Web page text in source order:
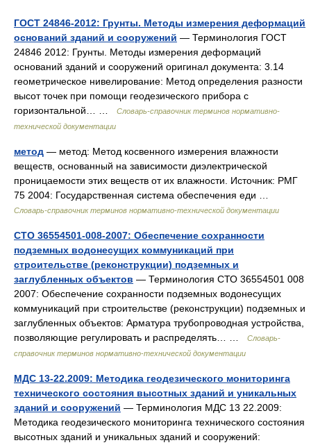
ГОСТ 24846-2012: Грунты. Методы измерения деформаций
оснований зданий и сооружений — Терминология ГОСТ
24846 2012: Грунты. Методы измерения деформаций
оснований зданий и сооружений оригинал документа: 3.14
геометрическое нивелирование: Метод определения разности
высот точек при помощи геодезического прибора с
горизонтальной… …
Словарь-справочник терминов нормативно-
технической документации
метод — метод: Метод косвенного измерения влажности
веществ, основанный на зависимости диэлектрической
проницаемости этих веществ от их влажности. Источник: РМГ
75 2004: Государственная система обеспечения еди …
Словарь-справочник терминов нормативно-технической документации
СТО 36554501-008-2007: Обеспечение сохранности
подземных водонесущих коммуникаций при
строительстве (реконструкции) подземных и
заглубленных объектов — Терминология СТО 36554501 008
2007: Обеспечение сохранности подземных водонесущих
коммуникаций при строительстве (реконструкции) подземных и
заглубленных объектов: Арматура трубопроводная устройства,
позволяющие регулировать и распределять… …
Словарь-
справочник терминов нормативно-технической документации
МДС 13-22.2009: Методика геодезического мониторинга
технического состояния высотных зданий и уникальных
зданий и сооружений — Терминология МДС 13 22.2009:
Методика геодезического мониторинга технического состояния
высотных зданий и уникальных зданий и сооружений: